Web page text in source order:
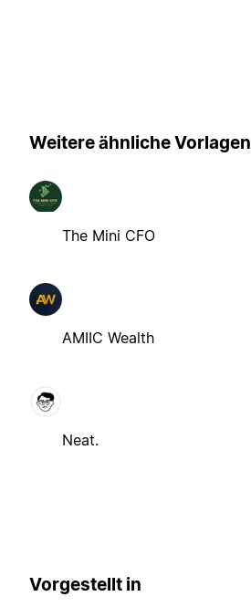
Weitere ähnliche Vorlagen
The Mini CFO
AMIIC Wealth
Neat.
Vorgestellt in